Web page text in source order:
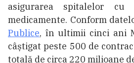
asigurarea spitalelor
medicamente. Conform
Publice, în ultimii cinci ani
câștigat peste 500 de
totală de circa 220 milioane